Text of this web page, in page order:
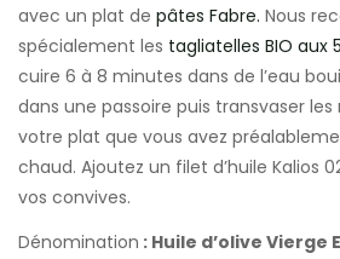
avec un plat de pâtes Fabre. Nous
spécialement les tagliatelles BIO aux
cuire 6 à 8 minutes dans de l’eau
dans une passoire puis transvaser
votre plat que vous avez
chaud. Ajoutez un filet d’huile Kalios
vos convives.
Dénomination : Huile d’olive Vierge